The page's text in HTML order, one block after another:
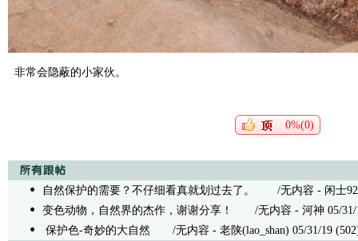
非常会隐蔽的小家伙。
0%(0)
自然保护的需要？不仔细看真就划过去了。
/无内容 - 闲士
变色动物，自然界的杰作，谢谢分享！
/无内容 - 河神 05/31/
保护色-奇妙的大自然 /无内容 - 老陕(lao_shan) 05/31/19